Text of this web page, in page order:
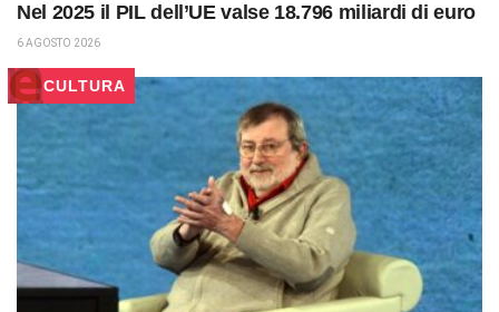
Nel 2025 il PIL dell’UE valse 18.796 miliardi di euro
6 AGOSTO 2026
CULTURA